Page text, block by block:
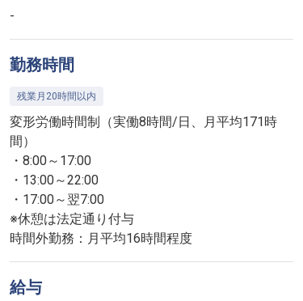
-
勤務時間
残業月20時間以内
変形労働時間制（実働8時間/日、月平均171時
間）
・8:00～17:00
・13:00～22:00
・17:00～翌7:00
※休憩は法定通り付与
時間外勤務：月平均16時間程度
給与